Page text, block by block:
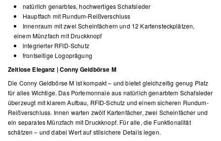
natürlich genarbtes, hochwertiges Schafsleder
Hauptfach mit Rundum-Reißverschluss
Innenraum mit zwei Scheinfächern und 12 Kartensteckplätzen,
einem Münzfach mit Druckknopf
integrierter RFID-Schutz
frontseitige Logoprägung
Zeitlose Eleganz | Conny Geldbörse M
Die Conny Geldbörse M ist kompakt – und bietet gleichzeitig genug Platz
für alles Wichtige. Das Portemonnaie aus natürlich genarbtem Schafsleder
überzeugt mit klarem Aufbau, RFID-Schutz und einem sicheren Rundum-
Reißverschluss. Innen warten zwölf Kartenfächer, zwei Scheinfächer und
ein separates Münzfach mit Druckknopf. Für alle, die Funktionalität
schätzen – und dabei Wert auf stilsichere Details legen.